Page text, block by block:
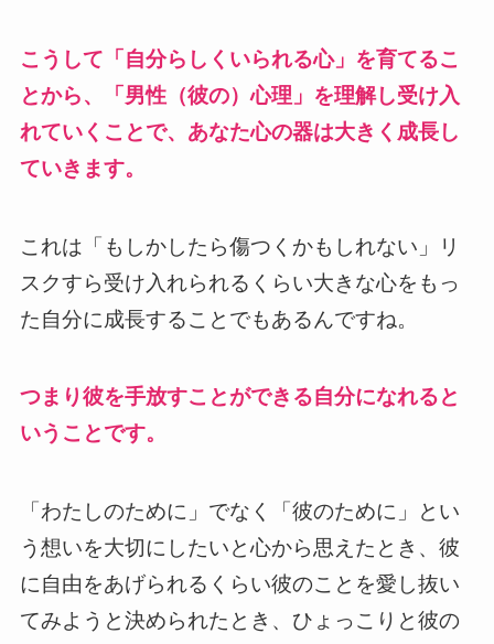
こうして「自分らしくいられる心」を育てるこ
とから、「男性（彼の）心理」を理解し受け入
れていくことで、あなた心の器は大きく成長し
ていきます。
これは「もしかしたら傷つくかもしれない」リ
スクすら受け入れられるくらい大きな心をもっ
た自分に成長することでもあるんですね。
つまり彼を手放すことができる自分になれると
いうことです。
「わたしのために」でなく「彼のために」とい
う想いを大切にしたいと心から思えたとき、彼
に自由をあげられるくらい彼のことを愛し抜い
てみようと決められたとき、ひょっこりと彼の